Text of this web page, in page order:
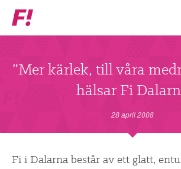
Feministiskt
initiativ
ENGAGERA DIG I F!
”Mer kärlek, till våra
hälsar Fi
28 april 2008
Fi i Dalarna består av ett glatt,